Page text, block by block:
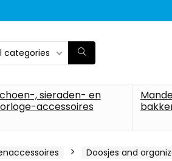
categories
, sieraden- en
accessoires
Doosjes and